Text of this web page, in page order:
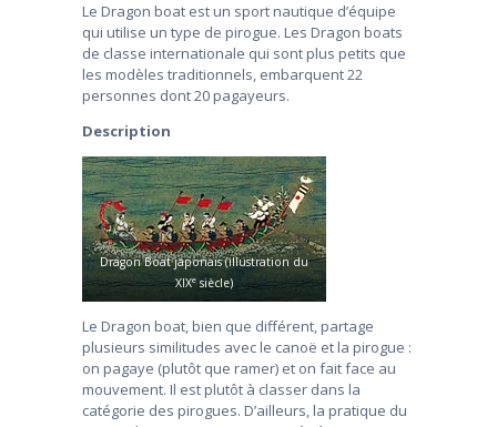
Le Dragon boat est un sport nautique d’équipe
qui utilise un type de pirogue. Les Dragon boats
de classe internationale qui sont plus petits que
les modèles traditionnels, embarquent 22
personnes dont 20 pagayeurs.
Description
Dragon Boat japonais (illustration du
XIXe siècle)
Le Dragon boat, bien que différent, partage
plusieurs similitudes avec le canoë et la pirogue :
on pagaye (plutôt que ramer) et on fait face au
mouvement. Il est plutôt à classer dans la
catégorie des pirogues. D’ailleurs, la pratique du